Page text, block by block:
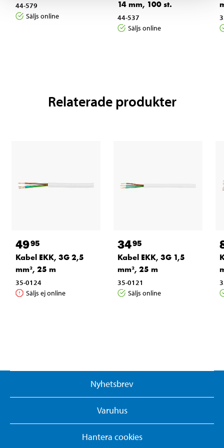
44-579
Säljs online
14 mm, 100 st.
44-537
Säljs online
Relaterade produkter
4995
Kabel EKK, 3G 2,5
mm², 25 m
35-0124
Säljs ej online
3495
Kabel EKK, 3G 1,5
mm², 25 m
35-0121
Säljs online
Nyhetsbrev
Varuhus
Hantera cookies